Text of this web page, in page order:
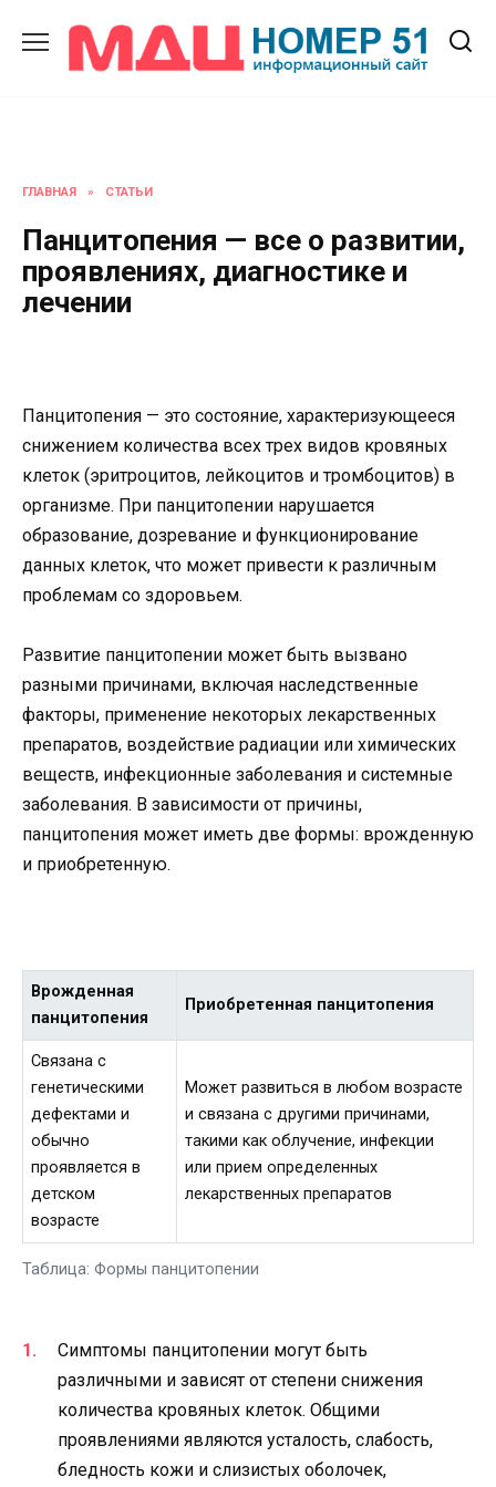
содержанию
ГЛАВНАЯ » СТАТЬИ
Панцитопения — все о развитии,
проявлениях, диагностике и
лечении
Панцитопения — это состояние, характеризующееся
снижением количества всех трех видов кровяных
клеток (эритроцитов, лейкоцитов и тромбоцитов) в
организме. При панцитопении нарушается
образование, дозревание и функционирование
данных клеток, что может привести к различным
проблемам со здоровьем.
Развитие панцитопении может быть вызвано
разными причинами, включая наследственные
факторы, применение некоторых лекарственных
препаратов, воздействие радиации или химических
веществ, инфекционные заболевания и системные
заболевания. В зависимости от причины,
панцитопения может иметь две формы: врожденную
и приобретенную.
Таблица: Формы панцитопении
Врожденная
панцитопения
Приобретенная панцитопения
Связана с
генетическими
дефектами и
обычно
проявляется в
детском
возрасте
Может развиться в любом возрасте
и связана с другими причинами,
такими как облучение, инфекции
или прием определенных
лекарственных препаратов
Симптомы панцитопении могут быть
различными и зависят от степени снижения
количества кровяных клеток. Общими
проявлениями являются усталость, слабость,
бледность кожи и слизистых оболочек,